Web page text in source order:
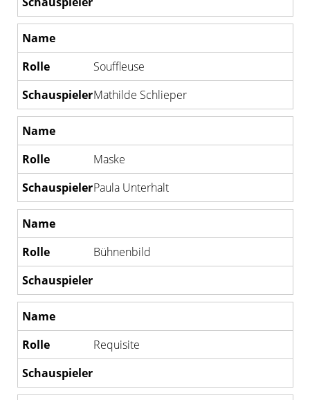
Souffleuse
Mathilde Schlieper
Maske
Paula Unterhalt
Bühnenbild
Requisite